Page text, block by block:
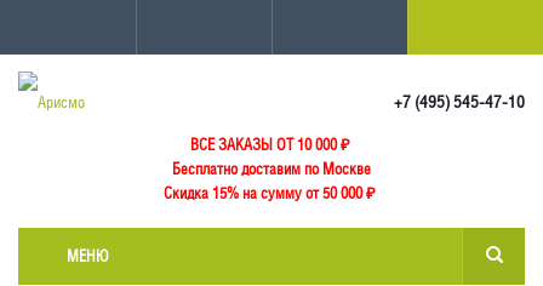
+7 (495) 545-47-10
ВСЕ ЗАКАЗЫ ОТ 10 000₽
Бесплатно доставим по Москве
Скидка 15% на сумму от 50 000 ₽
МЕНЮ